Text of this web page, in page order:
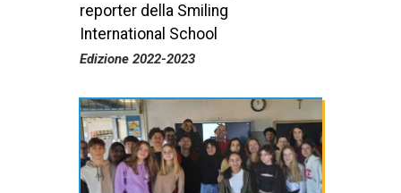
reporter della Smiling
International School
Edizione 2022-2023